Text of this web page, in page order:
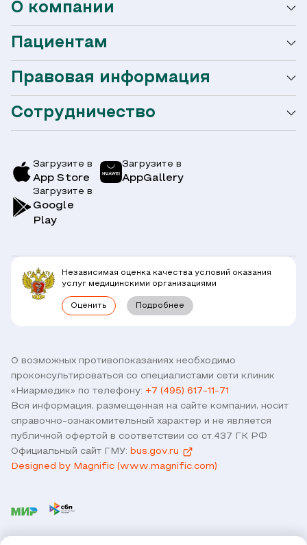
О компании
О сети Ниармедик
Услуги и цены
Врачи
Клиники
Комплексные программы
Наши партнеры и клиенты
Пациентам
Мобильное приложение
Акции
Симптомы
Правовая информация
Горячая линия / контроль качества
Связь с директором
Версия для слабовидящих
Правовая информация
Оформление налогового вычета
Вопрос-Ответ по ОМС
Прямое прикрепление сотрудников
Договор оферты
Сотрудничество
О возможных противопоказаниях необходимо
проконсультироваться со специалистами сети клиник
«Ниармедик» по телефону: +7 (495) 617-11-71
Вся информация, размещенная на сайте компании, носит
справочно-ознакомительный характер и не является
публичной офертой в соответствии со ст.437 ГК РФ
Официальный сайт ГМУ: bus.gov.ru
Designed by Magnific (www.magnific.com)
Загрузите в
App Store
Загрузите в
AppGallery
Загрузите в
Google
Play
Независимая оценка качества условий оказания
услуг медицинскими организациями
Оценить Подробнее